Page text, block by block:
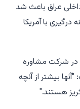
عراق باعث شد
درگیری با آمریکا
در شرکت مشاوره
بیشتر از آنچه
هستند."